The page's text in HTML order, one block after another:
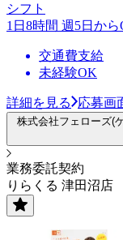
シフト
1日8時間 週5日から
交通費支給
未経験OK
詳細を見る 応募画
株式会社フェローズ(
業務委託契約
りらくる 津田沼店